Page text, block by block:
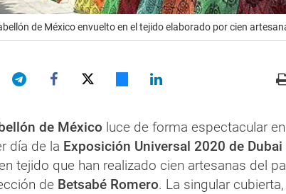
de México envuelto en el tejido elaborado por cien
de México luce de forma espectacular
día de la Exposición Universal 2020 de Dubai
tejido que han realizado cien artesanas del
de Betsabé Romero. La singular cubierta,